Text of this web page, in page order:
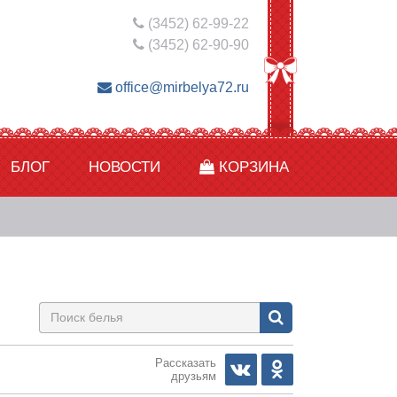
(3452) 62-99-22
(3452) 62-90-90
office@mirbelya72.ru
БЛОГ НОВОСТИ КОРЗИНА
Рассказать
друзьям